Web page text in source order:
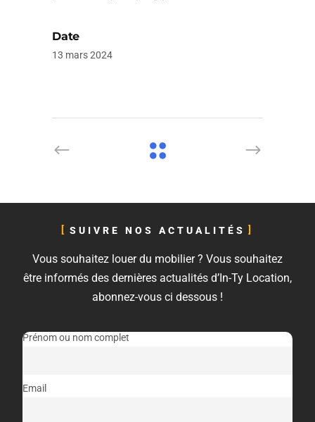
Date
13 mars 2024
SUIVRE NOS ACTUALITÉS
Vous souhaitez louer du mobilier ? Vous souhaitez
être informés des dernières actualités d’In-Ty Location,
abonnez-vous ci dessous !
Prénom ou nom complet
Email